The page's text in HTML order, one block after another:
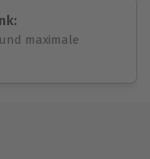
maximale
einlösbar.